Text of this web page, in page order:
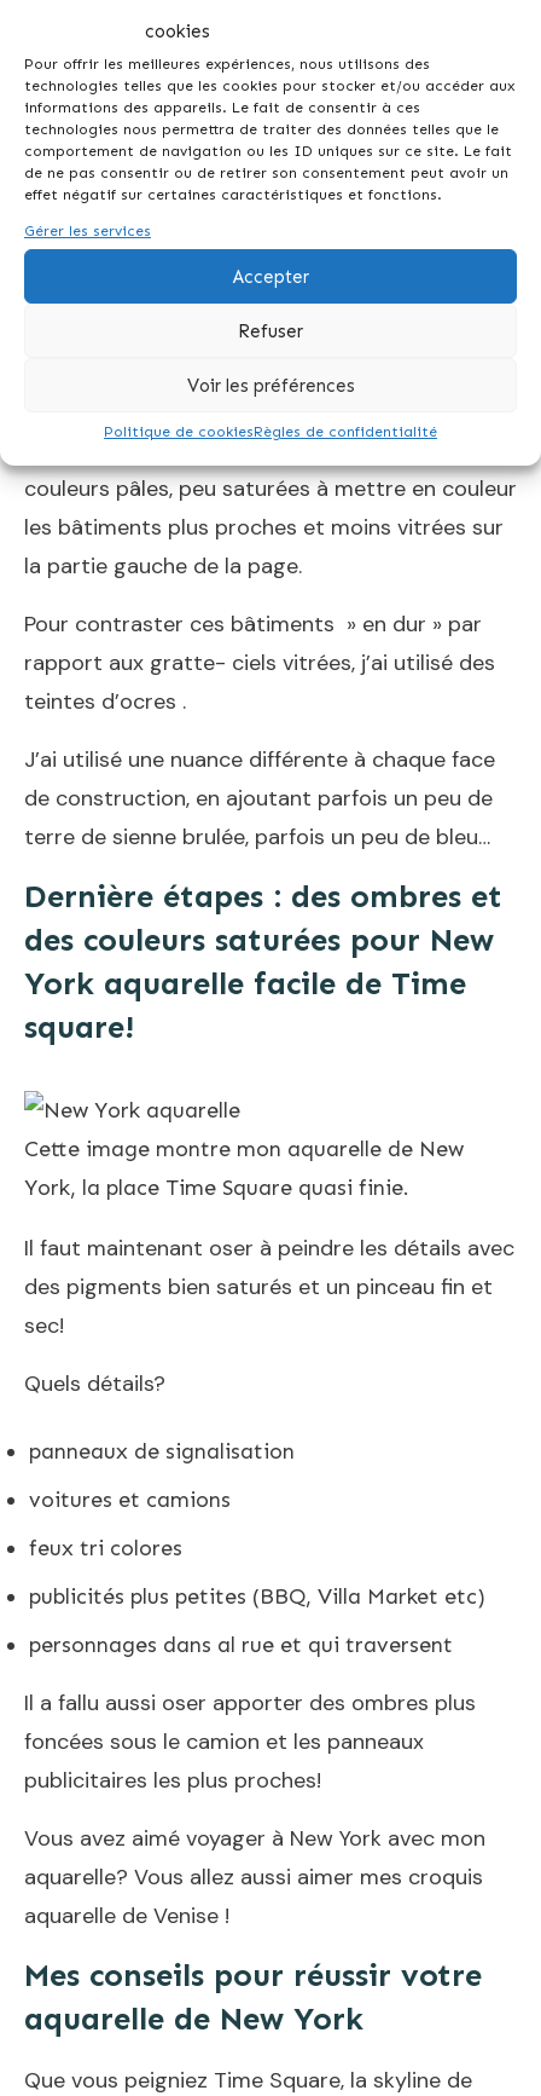
cookies
Pour offrir les meilleures expériences, nous utilisons des
technologies telles que les cookies pour stocker et/ou accéder aux
informations des appareils. Le fait de consentir à ces
technologies nous permettra de traiter des données telles que le
comportement de navigation ou les ID uniques sur ce site. Le fait
de ne pas consentir ou de retirer son consentement peut avoir un
effet négatif sur certaines caractéristiques et fonctions.
Gérer les services
Accepter
Refuser
Voir les préférences
Politique de cookiesRègles de confidentialité
route qui se place au centre de l’image. J’ai pris
soin de faire des réserves pour les voitures.
New York aquarelle de Time
Square- on ajoute un peu de
détails…
New York prend forme.
Il faut oser s’y mettre! Ici je commence avec des
couleurs pâles, peu saturées à mettre en couleur
les bâtiments plus proches et moins vitrées sur
la partie gauche de la page.
Pour contraster ces bâtiments » en dur » par
rapport aux gratte- ciels vitrées, j’ai utilisé des
teintes d’ocres .
J’ai utilisé une nuance différente à chaque face
de construction, en ajoutant parfois un peu de
terre de sienne brulée, parfois un peu de bleu…
Dernière étapes : des ombres et
des couleurs saturées pour New
York aquarelle facile de Time
square!
Cette image montre mon aquarelle de New
York, la place Time Square quasi finie.
Il faut maintenant oser à peindre les détails avec
des pigments bien saturés et un pinceau fin et
sec!
Quels détails?
panneaux de signalisation
voitures et camions
feux tri colores
publicités plus petites (BBQ, Villa Market etc)
personnages dans al rue et qui traversent
Il a fallu aussi oser apporter des ombres plus
foncées sous le camion et les panneaux
publicitaires les plus proches!
Vous avez aimé voyager à New York avec mon
aquarelle? Vous allez aussi aimer mes croquis
aquarelle de Venise !
Mes conseils pour réussir votre
aquarelle de New York
Que vous peigniez Time Square, la skyline de